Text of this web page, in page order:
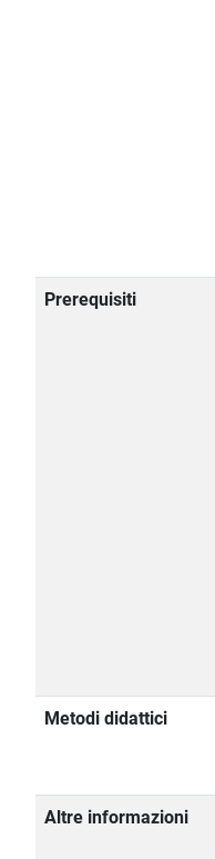
Prerequisiti
Metodi didattici
Altre informazioni